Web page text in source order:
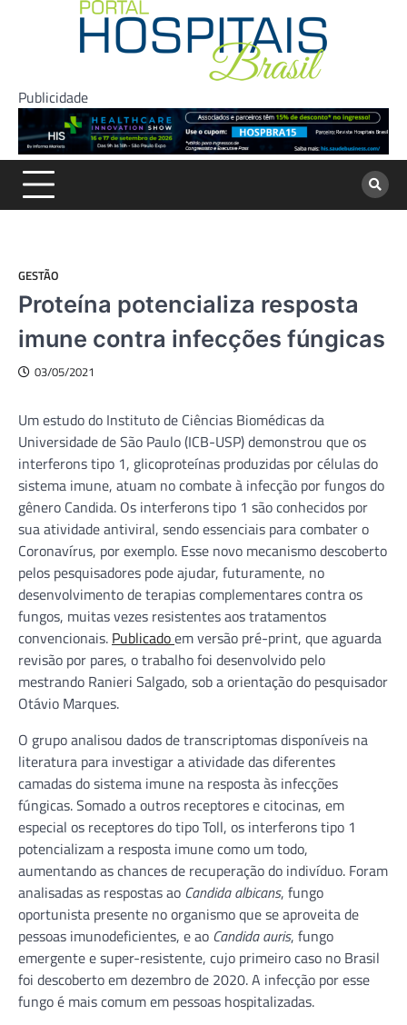
Publicidade
GESTÃO
Proteína potencializa resposta
imune contra infecções fúngicas
03/05/2021
Um estudo do Instituto de Ciências Biomédicas da
Universidade de São Paulo (ICB-USP) demonstrou que os
interferons tipo 1, glicoproteínas produzidas por células do
sistema imune, atuam no combate à infecção por fungos do
gênero Candida. Os interferons tipo 1 são conhecidos por
sua atividade antiviral, sendo essenciais para combater o
Coronavírus, por exemplo. Esse novo mecanismo descoberto
pelos pesquisadores pode ajudar, futuramente, no
desenvolvimento de terapias complementares contra os
fungos, muitas vezes resistentes aos tratamentos
convencionais. Publicadoem versão pré-print, que aguarda
revisão por pares, o trabalho foi desenvolvido pelo
mestrando Ranieri Salgado, sob a orientação do pesquisador
Otávio Marques.
O grupo analisou dados de transcriptomas disponíveis na
literatura para investigar a atividade das diferentes
camadas do sistema imune na resposta às infecções
fúngicas. Somado a outros receptores e citocinas, em
especial os receptores do tipo Toll, os interferons tipo 1
potencializam a resposta imune como um todo,
aumentando as chances de recuperação do indivíduo. Foram
analisadas as respostas ao Candida albicans, fungo
oportunista presente no organismo que se aproveita de
pessoas imunodeficientes, e ao Candida auris, fungo
emergente e super-resistente, cujo primeiro caso no Brasil
foi descoberto em dezembro de 2020. A infecção por esse
fungo é mais comum em pessoas hospitalizadas.